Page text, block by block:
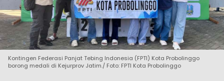
Kontingen Federasi Panjat Tebing Indonesia (FPTI) Kota Probolinggo
borong medali di Kejurprov Jatim./ Foto: FPTI Kota Probolinggo